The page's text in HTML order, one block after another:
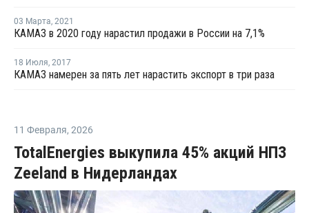
03 Марта, 2021
КАМАЗ в 2020 году нарастил продажи в России на 7,1%
18 Июля, 2017
КАМАЗ намерен за пять лет нарастить экспорт в три раза
11 Февраля, 2026
TotalEnergies выкупила 45% акций НПЗ
Zeeland в Нидерландах